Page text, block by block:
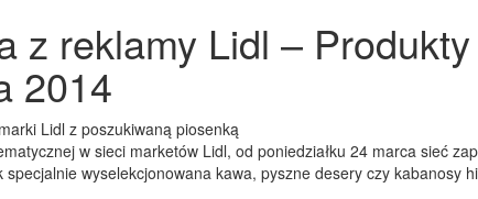
z reklamy Lidl –
2014
Lidl z poszukiwaną piosenką
w sieci marketów Lidl, od poniedziałku 24 marca sieć
specjalnie wyselekcjonowana kawa, pyszne desery czy kabanosy